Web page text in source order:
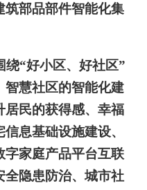
筑部品部件智能化集
绕“好小区、好社区”
智慧社区的智能化建
居民的获得感、幸福
息基础设施建设、
字家庭产品平台互联
全隐患防治、城市社